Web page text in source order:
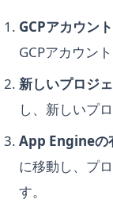
GCPアカウン
GCPアカウン
新しいプロジ
し、新しいプ
App Engineの
に移動し、プ
す。